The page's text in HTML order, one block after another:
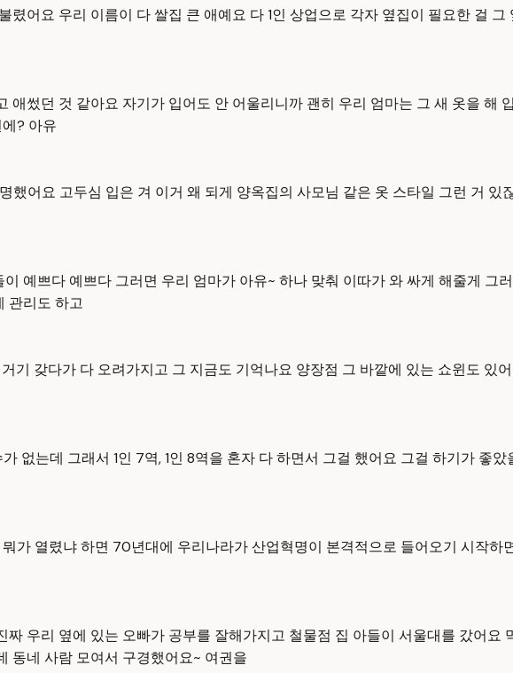
어요 우리 이름이 다 쌀집 큰 애예요 다 1인 상업으로 각자 옆집이 필요한 걸
썼던 것 같아요 자기가 입어도 안 어울리니까 괜히 우리 엄마는 그 새 옷을 해
? 아유
어요 고두심 입은 겨 이거 왜 되게 양옥집의 사모님 같은 옷 스타일 그런 거 있
예쁘다 예쁘다 그러면 우리 엄마가 아유~ 하나 맞춰 이따가 와 싸게 해줄게 그
관리도 하고
기 갖다가 다 오려가지고 그 지금도 기억나요 양장점 그 바깥에 있는 쇼윈도 있
없는데 그래서 1인 7역, 1인 8역을 혼자 다 하면서 그걸 했어요 그걸 하기가 좋
가 열렸냐 하면 70년대에 우리나라가 산업혁명이 본격적으로 들어오기 시작하
우리 옆에 있는 오빠가 공부를 잘해가지고 철물점 집 아들이 서울대를 갔어요
동네 사람 모여서 구경했어요~ 여권을